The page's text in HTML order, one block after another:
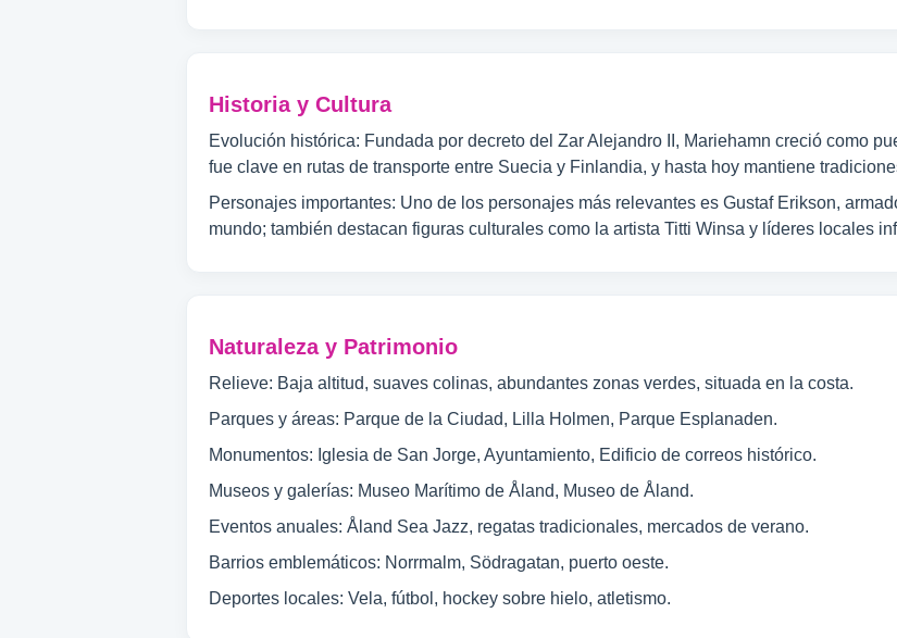
Historia y Cultura
Evolución histórica: Fundada por decreto del Zar Alejandro II, Mariehamn creció como
fue clave en rutas de transporte entre Suecia y Finlandia, y hasta hoy mantiene
Personajes importantes: Uno de los personajes más relevantes es Gustaf Erikson,
mundo; también destacan figuras culturales como la artista Titti Winsa y líderes locales
Naturaleza y Patrimonio
Relieve: Baja altitud, suaves colinas, abundantes zonas verdes, situada en la costa.
Parques y áreas: Parque de la Ciudad, Lilla Holmen, Parque Esplanaden.
Monumentos: Iglesia de San Jorge, Ayuntamiento, Edificio de correos histórico.
Museos y galerías: Museo Marítimo de Åland, Museo de Åland.
Eventos anuales: Åland Sea Jazz, regatas tradicionales, mercados de verano.
Barrios emblemáticos: Norrmalm, Södragatan, puerto oeste.
Deportes locales: Vela, fútbol, hockey sobre hielo, atletismo.